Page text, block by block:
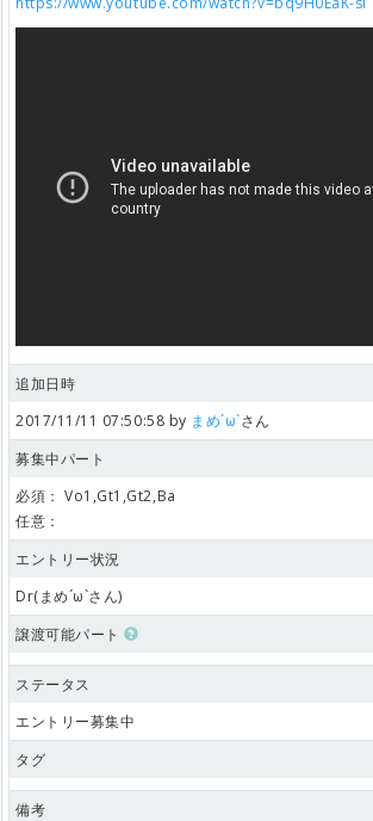
追加日時
2017/11/11 07:50:58 by まめ´ω`さん
募集中パート
必須： Vo1,Gt1,Gt2,Ba
任意：
エントリー状況
Dr(まめ´ω`さん)
譲渡可能パート
ステータス
エントリー募集中
タグ
備考